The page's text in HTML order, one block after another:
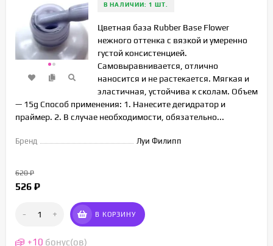
В НАЛИЧИИ: 1 ШТ.
Цветная база Rubber Base Flower
нежного оттенка с вязкой и умеренно
густой консистенцией.
Самовыравнивается, отлично
наносится и не растекается. Мягкая и
эластичная, устойчива к сколам. Объем
— 15g Способ применения: 1. Нанесите дегидратор и
праймер. 2. В случае необходимости, обязательно...
Бренд Луи Филипп
620₽
526 ₽
- + В КОРЗИНУ
+10 бонус(ов)